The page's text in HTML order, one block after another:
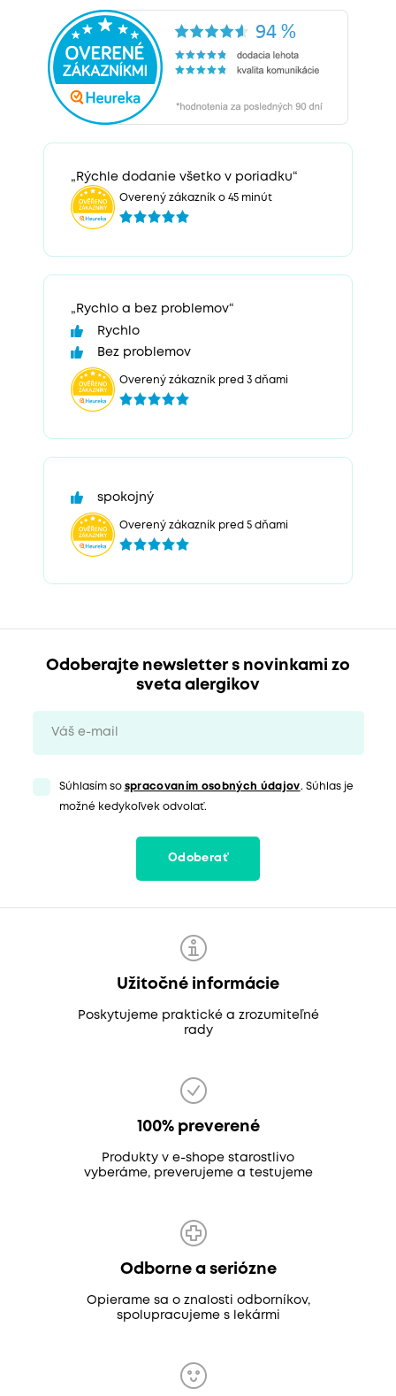
„Rýchle dodanie všetko v poriadku“
Overený zákazník o 45 minút
„Rychlo a bez problemov“
Rychlo
Bez problemov
Overený zákazník pred 3 dňami
spokojný
Overený zákazník pred 5 dňami
Odoberajte newsletter s novinkami zo
sveta alergikov
Súhlasím so spracovaním osobných údajov. Súhlas je
možné kedykoľvek odvolať.
Odoberať
Užitočné informácie
Poskytujeme praktické a zrozumiteľné
rady
100% preverené
Produkty v e-shope starostlivo
vyberáme, preverujeme a testujeme
Odborne a seriózne
Opierame sa o znalosti odborníkov,
spolupracujeme s lekármi